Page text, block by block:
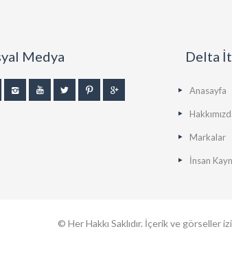
Medya Delta
Anasayfa
Markalar
İnsan
© Her Hakkı Saklıdır. İçerik ve görseller